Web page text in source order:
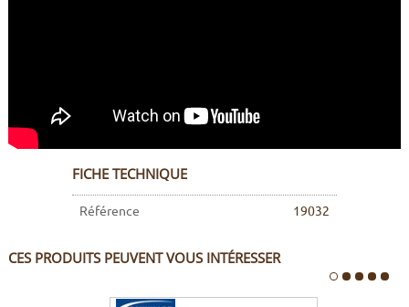
FICHE TECHNIQUE
Référence 19032
CES PRODUITS PEUVENT VOUS INTÉRESSER